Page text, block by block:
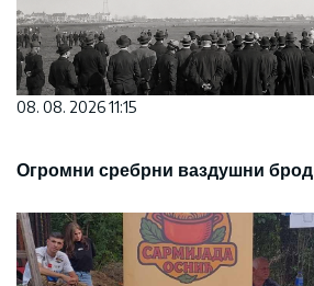
08. 08. 2026 11:15
Огромни сребрни ваздушни брод